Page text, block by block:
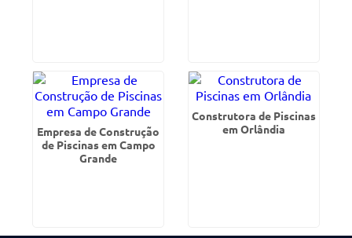
Empresa de Construção
de Piscinas em Campo
Grande
Construtora de Piscinas
em Orlândia